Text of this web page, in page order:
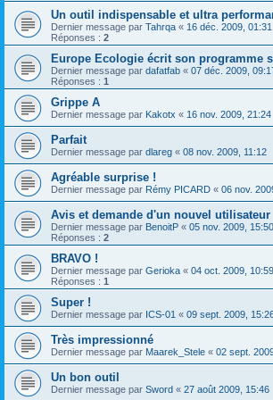
Un outil indispensable et ultra
Dernier message par Tahrqa « 16 déc. 2009, 01:31
Réponses : 2
Europe Ecologie écrit son programme
Dernier message par dafatfab « 07 déc. 2009,
Réponses : 1
Grippe A
Dernier message par Kakotx « 16 nov. 2009, 21:24
Parfait
Dernier message par dlareg « 08 nov. 2009, 11:12
Agréable surprise !
Dernier message par Rémy PICARD « 06 nov.
Avis et demande d'un nouvel utilisateur
Dernier message par BenoitP « 05 nov. 2009, 15:50
Réponses : 2
BRAVO !
Dernier message par Gerioka « 04 oct. 2009, 10:59
Réponses : 1
Super !
Dernier message par ICS-01 « 09 sept. 2009,
Très impressionné
Dernier message par Maarek_Stele « 02 sept.
Un bon outil
Dernier message par Sword « 27 août 2009, 15:46